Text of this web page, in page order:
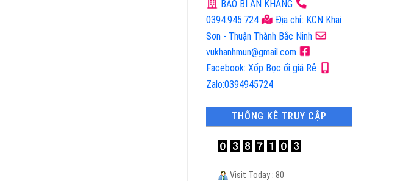
BAO BÌ AN KHANG
0394.945.724
Địa chỉ: KCN Khai
Sơn - Thuận Thành Bắc Ninh
vukhanhmun@gmail.com
Facebook: Xốp Bọc ổi giá Rẻ
Zalo:0394945724
THỐNG KÊ TRUY CẬP
Visit Today : 80